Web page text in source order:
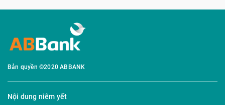
Bản quyền ©2020 ABBANK
Nội dung niêm yết